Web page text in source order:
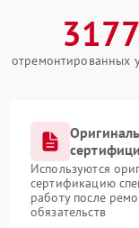
3177
отремонтированных
Используются
сертификацию
работу после
обязательств